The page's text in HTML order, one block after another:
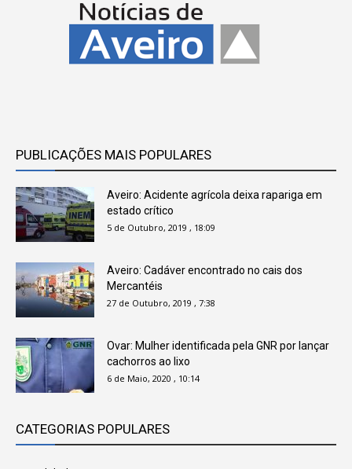
PUBLICAÇÕES MAIS POPULARES
Aveiro: Acidente agrícola deixa rapariga em
estado crítico
5 de Outubro, 2019 , 18:09
Aveiro: Cadáver encontrado no cais dos
Mercantéis
27 de Outubro, 2019 , 7:38
Ovar: Mulher identificada pela GNR por lançar
cachorros ao lixo
6 de Maio, 2020 , 10:14
CATEGORIAS POPULARES